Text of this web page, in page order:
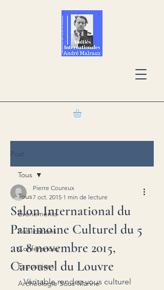
Post
Tous
Événements
Publications
Conférences
Expositions
Archéologie Sous-Marine
Tous
Salon International du
Patrimoine Culturel du 5
au 8 novembre 2015,
Carousel du Louvre
Pierre Coureux
7 oct. 2015 1 min de lecture
Véritable rendez-vous culturel